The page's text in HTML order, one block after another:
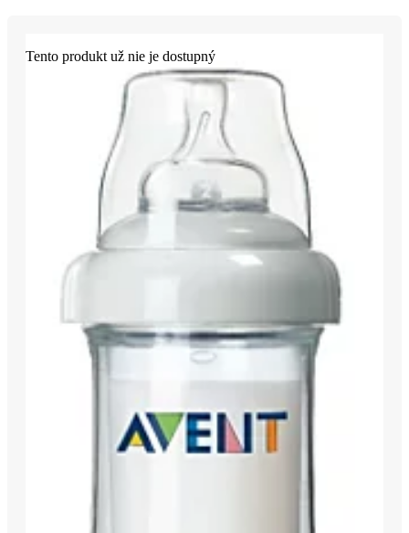
Tento produkt už nie je dostupný